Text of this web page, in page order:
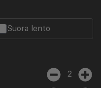
Suora lento
2